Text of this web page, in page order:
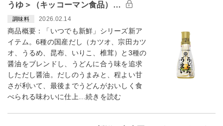
うゆ＞（キッコーマン食品）…
調味料 2026.02.14
商品概要：「いつでも新鮮」シリーズ新ア
イテム。6種の国産だし（カツオ、宗田カツ
オ、うるめ、昆布、いりこ、椎茸）と3種の
醤油をブレンドし、うどんに合う味を追求
しただし醤油。だしのうまみと、程よい甘
さが利いて、最後までうどんがおいしく食
べられる味わいに仕上…続きを読む